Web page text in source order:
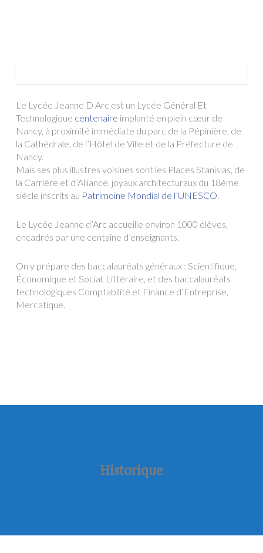
Le Lycée Jeanne D Arc est un Lycée Général Et
Technologique centenaire implanté en plein cœur de
Nancy, à proximité immédiate du parc de la Pépinière, de
la Cathédrale, de l’Hôtel de Ville et de la Préfecture de
Nancy.
Mais ses plus illustres voisines sont les Places Stanislas, de
la Carrière et d’Alliance, joyaux architecturaux du 18ème
siècle inscrits au Patrimoine Mondial de l’UNESCO.
Le Lycée Jeanne d’Arc accueille environ 1000 élèves,
encadrés par une centaine d’enseignants.
On y prépare des baccalauréats généraux : Scientifique,
Économique et Social, Littéraire, et des baccalauréats
technologiques Comptabilité et Finance d’Entreprise,
Mercatique.
Historique